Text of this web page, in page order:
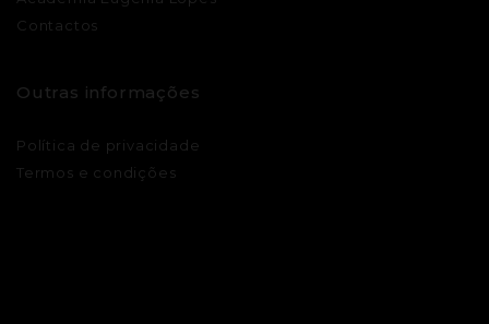
Contactos
Outras informações
Política de privacidade
Termos e condições